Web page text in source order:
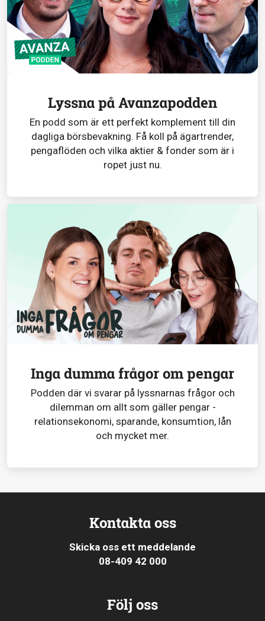
Lyssna på Avanzapodden
En podd som är ett perfekt komplement till din
dagliga börsbevakning. Få koll på ägartrender,
pengaflöden och vilka aktier & fonder som är i
ropet just nu.
Inga dumma frågor om pengar
Podden där vi svarar på lyssnarnas frågor och
dilemman om allt som gäller pengar -
relationsekonomi, sparande, konsumtion, lån
och mycket mer.
Kontakta oss
Skicka oss ett meddelande
08-409 42 000
Följ oss